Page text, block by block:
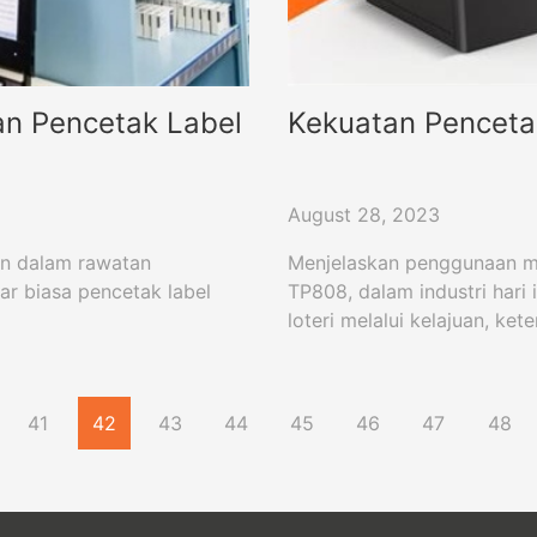
Pencetak Label
dalam rawatan
biasa pencetak label
Kekuatan
August 28, 2023
Menjelaskan penggunaan
TP808, dalam industri hari
loteri melalui kelajuan,
41 42 43 44 45 46 47 48